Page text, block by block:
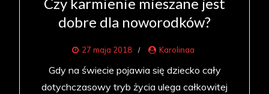
dobre dla noworodków?
27 maja 2018 Karolinaa
Gdy na świecie pojawia się dziecko cały
dotychczasowy tryb życia ulega całkowitej